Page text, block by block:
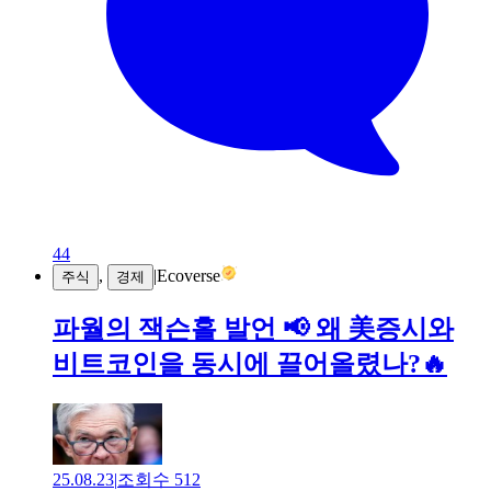
44
주식 , 경제 |Ecoverse
파월의 잭슨홀 발언 📢 왜 美증시와
비트코인을 동시에 끌어올렸나?🔥
25.08.23|조회수 512